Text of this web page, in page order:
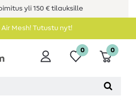
yli 150 € tilauksille
Air Mesh! Tutustu nyt!
0 0